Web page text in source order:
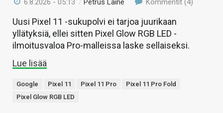
6.8.2026 - 05:13 /Petrus Laine Kommentit (4)
Uusi Pixel 11 -sukupolvi ei tarjoa juurikaan
yllätyksiä, ellei sitten Pixel Glow RGB LED -
ilmoitusvaloa Pro-malleissa laske sellaiseksi.
Lue lisää
Google Pixel 11 Pixel 11 Pro
Pixel 11 Pro Fold
Pixel Glow RGB LED